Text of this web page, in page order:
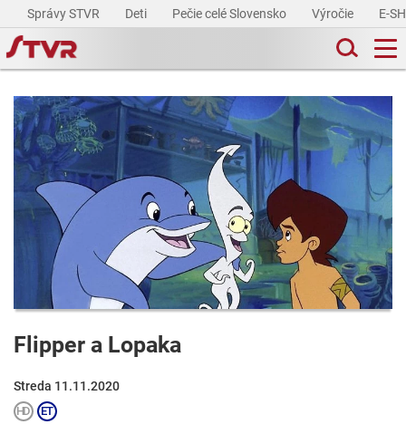
Správy STVR Deti Pečie celé Slovensko Výročie E-
Flipper a Lopaka
Streda 11.11.2020